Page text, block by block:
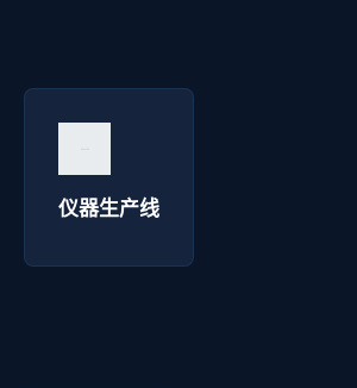
仪器生产线
询价咨询 →